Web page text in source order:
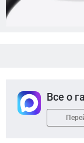
Все о